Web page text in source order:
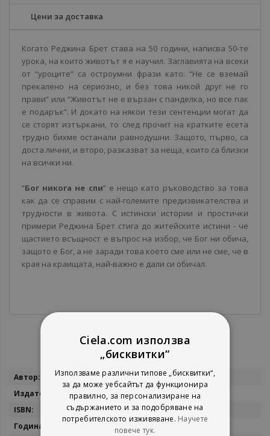
Цени за доставка
Когато Реджина Брет става на 50 години, написва 50-те
урока, на които животът я е научил. Заглавията на всеки
от “уроците” са остроумни фрази като: “Не се вземай
прекалено на сериозно, и без това никой друг не го
прави” или “Животът не е вързан с панделка, но все пак
е подарък”. И докато на някои тези сентенции могат да
се сторят изтъркани, то след прочит на кратките есета
трудно бихме останали равнодушни. Защото, първо, са
доста лични, и второ, разказват за неща, които са близки
на всички ни.
“Бог никога не спи” е нещо като ръководство за това
как да се справим с най-големите предизвикателства и
трудности в живота. С истински истории и простички
примери Реджина Брет стига до житейските истини - че
щастието всъщност е въпрос на избор, че Бог ни обича,
защото е Бог, а не заради това което сме или не сме, че в
края на краищата, най-важно е дали си обичал.
Повече
Реджина Брет
Сиела
9789542811725
Ciela.com използва
„бисквитки“
Използваме различни типове „бисквитки“,
за да може уебсайтът да функционира
правилно, за персонализиране на
съдържанието и за подобряване на
потребителското изживяване. Научете
повече тук.